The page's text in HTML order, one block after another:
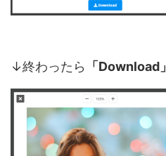
↓終わったら 「Download」